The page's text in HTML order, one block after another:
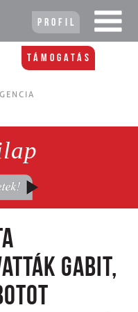
Profil
Támogatás
Gabit,